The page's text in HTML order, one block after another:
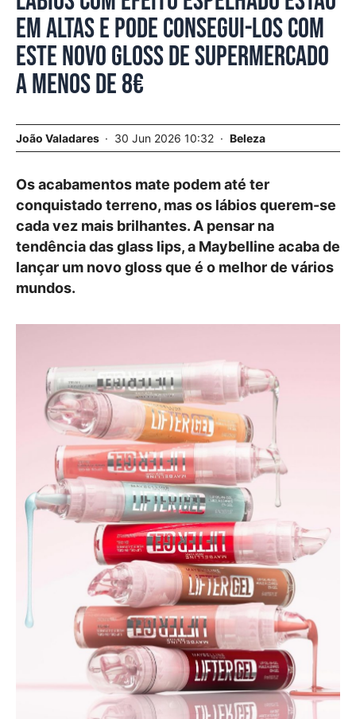
em altas e pode consegui-los com
este novo gloss de supermercado
a menos de 8€
João Valadares 30 Jun 2026 10:32 Beleza
Os acabamentos mate podem até ter
conquistado terreno, mas os lábios querem-se
cada vez mais brilhantes. A pensar na
tendência das glass lips, a Maybelline acaba de
lançar um novo gloss que é o melhor de vários
mundos.